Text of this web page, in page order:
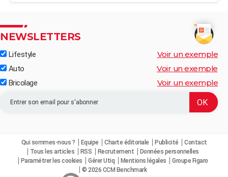
NEWSLETTERS
Lifestyle Voir un exemple
Auto Voir un exemple
Bricolage Voir un exemple
Qui sommes-nous ? Equipe Charte éditoriale Publicité
Contact
Tous les articles
RSS Recrutement
Données personnelles
Paramétrer les cookies
Gérer Utiq Mentions légales
Groupe Figaro
© 2026 CCM Benchmark